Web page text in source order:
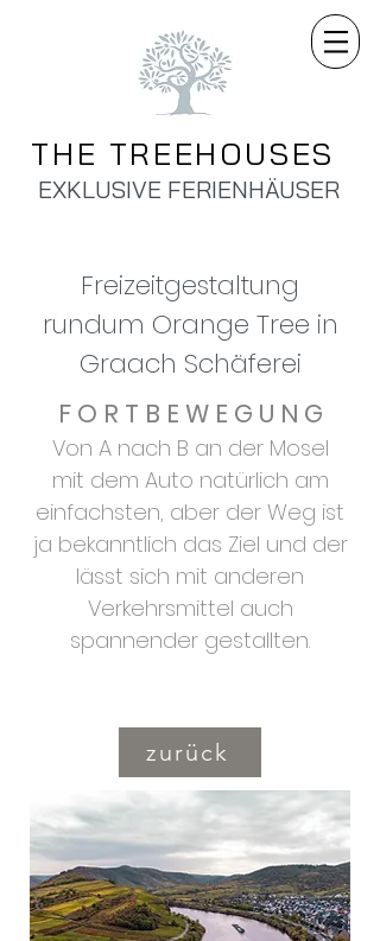
THE TREEHOUSES
EXKLUSIVE FERIENHÄUSER
Freizeitgestaltung
rundum Orange Tree in
Graach Schäferei
F O R T B E W E G U N G
Von A nach B an der Mosel
mit dem Auto natürlich am
einfachsten, aber der Weg ist
ja bekanntlich das Ziel und der
lässt sich mit anderen
Verkehrsmittel auch
spannender gestallten.
zurück